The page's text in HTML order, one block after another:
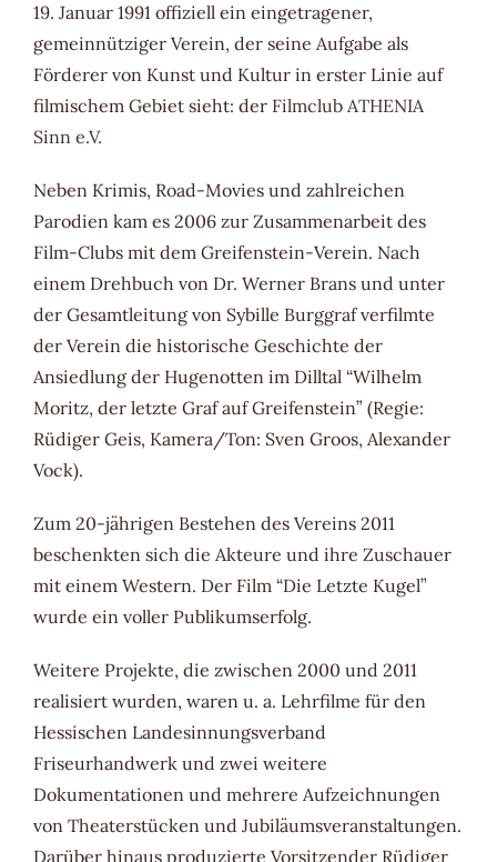
19. Januar 1991 offiziell ein eingetragener,
gemeinnütziger Verein, der seine Aufgabe als
Förderer von Kunst und Kultur in erster Linie auf
filmischem Gebiet sieht: der Filmclub ATHENIA
Sinn e.V.
Neben Krimis, Road-Movies und zahlreichen
Parodien kam es 2006 zur Zusammenarbeit des
Film-Clubs mit dem Greifenstein-Verein. Nach
einem Drehbuch von Dr. Werner Brans und unter
der Gesamtleitung von Sybille Burggraf verfilmte
der Verein die historische Geschichte der
Ansiedlung der Hugenotten im Dilltal “Wilhelm
Moritz, der letzte Graf auf Greifenstein” (Regie:
Rüdiger Geis, Kamera/Ton: Sven Groos, Alexander
Vock).
Zum 20-jährigen Bestehen des Vereins 2011
beschenkten sich die Akteure und ihre Zuschauer
mit einem Western. Der Film “Die Letzte Kugel”
wurde ein voller Publikumserfolg.
Weitere Projekte, die zwischen 2000 und 2011
realisiert wurden, waren u. a. Lehrfilme für den
Hessischen Landesinnungsverband
Friseurhandwerk und zwei weitere
Dokumentationen und mehrere Aufzeichnungen
von Theaterstücken und Jubiläumsveranstaltungen.
Darüber hinaus produzierte Vorsitzender Rüdiger